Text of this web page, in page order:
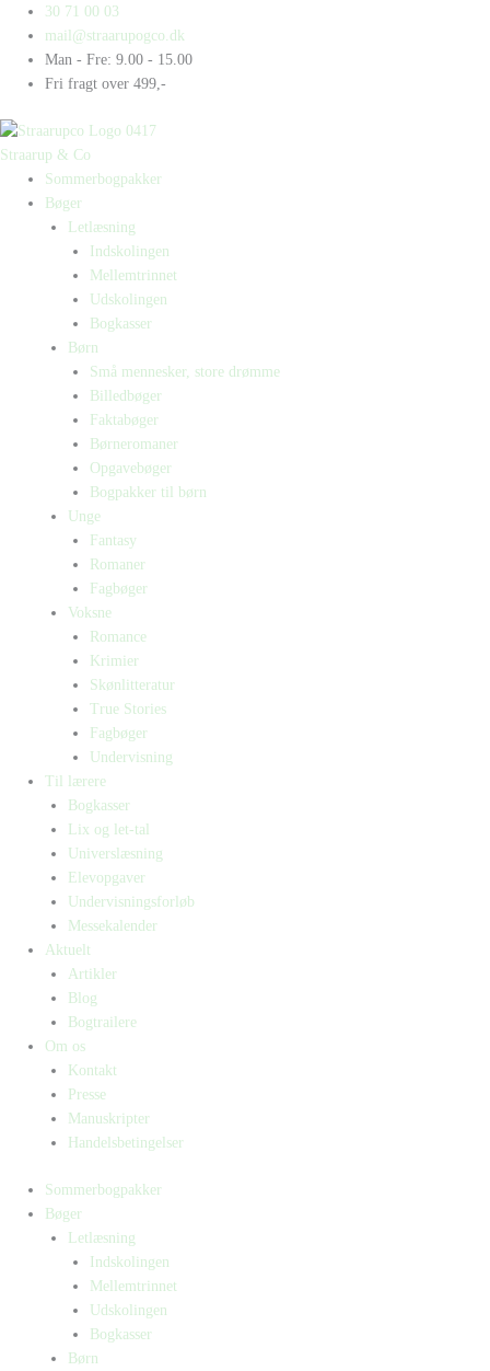
indholdet
30 71 00 03
mail@straarupogco.dk
Man - Fre: 9.00 - 15.00
Fri fragt over 499,-
Straarup & Co
Sommerbogpakker
Bøger
Letlæsning
Indskolingen
Mellemtrinnet
Udskolingen
Bogkasser
Børn
Små mennesker, store drømme
Billedbøger
Faktabøger
Børneromaner
Opgavebøger
Bogpakker til børn
Unge
Fantasy
Romaner
Fagbøger
Voksne
Romance
Krimier
Skønlitteratur
True Stories
Fagbøger
Undervisning
Til lærere
Bogkasser
Lix og let-tal
Universlæsning
Elevopgaver
Undervisningsforløb
Messekalender
Aktuelt
Artikler
Blog
Bogtrailere
Om os
Kontakt
Presse
Manuskripter
Handelsbetingelser
Sommerbogpakker
Bøger
Letlæsning
Indskolingen
Mellemtrinnet
Udskolingen
Bogkasser
Børn
Products
search
Products
search